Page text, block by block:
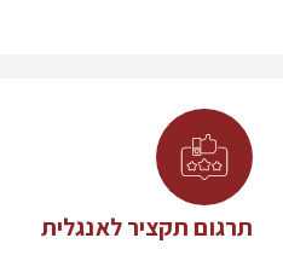
תרגום תקציר לאנגלית